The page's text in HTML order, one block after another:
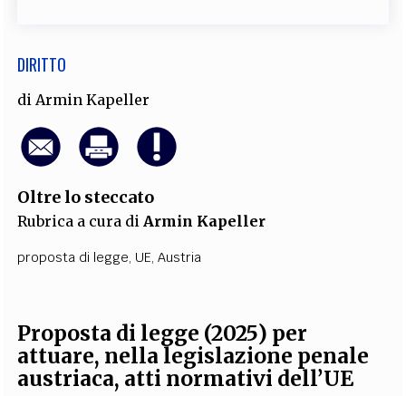
DIRITTO
di Armin Kapeller
Oltre lo steccato
Rubrica a cura di Armin Kapeller
proposta di legge, UE,Austria
Proposta di legge (2025) per
attuare, nella legislazione penale
austriaca, atti normativi dell’UE